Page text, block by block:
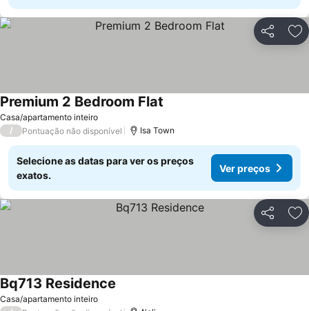
Partilhar
Casa/apartamento inteiro
Premium 2 Bedroom Flat
/ Pontuação não disponível Isa Town
Selecione as datas para ver os preços
exatos.
Ver preços
Partilhar
Casa/apartamento inteiro
Bq713 Residence